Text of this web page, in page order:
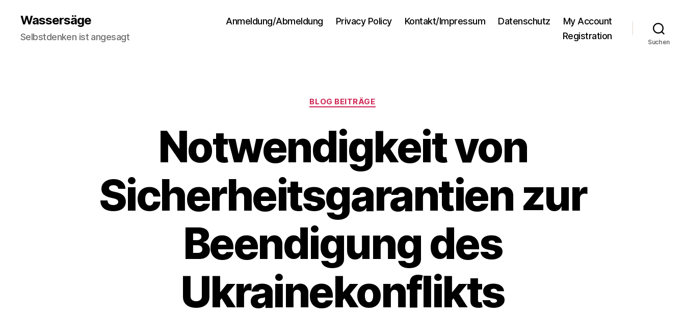
Wassersäge
Selbstdenken ist angesagt
Anmeldung/Abmeldung Privacy Policy Kontakt/Impressum Datenschutz
My Account
Registration
Suchen
Kategorien
BLOG BEITRÄGE
Notwendigkeit von
Sicherheitsgarantien zur
Beendigung des
Ukrainekonflikts